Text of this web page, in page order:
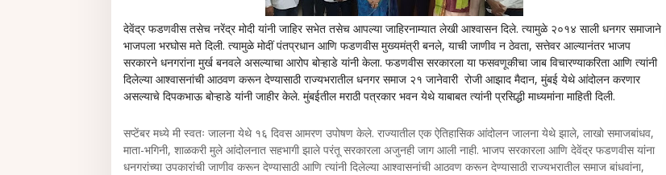
देवेंद्र फडणवीस तसेच नरेंद्र मोदी यांनी जाहिर सभेत तसेच आपल्या जाहिरनाम्यात लेखी आश्वासन दिले. त्यामुळे २०१४ साली धनगर समाजाने
भाजपला भरघोस मते दिली. त्यामुळे मोदीं पंतप्रधान आणि फडणवीस मुख्यमंत्री बनले, याची जाणीव न ठेवता, सत्तेवर आल्यानंतर भाजप
सरकारने धनगरांना मुर्ख बनवले असल्याचा आरोप बोऱ्हाडे यांनी केला. फडणवीस सरकारला या फसवणूकीचा जाब विचारण्याकरिता आणि त्यांनी
दिलेल्या आश्वासनांची आठवण करून देण्यासाठी राज्यभरातील धनगर समाज २१ जानेवारी रोजी आझाद मैदान, मुंबई येथे आंदोलन करणार
असल्याचे दिपकभाऊ बोऱ्हाडे यांनी जाहीर केले. मुंबईतील मराठी पत्रकार भवन येथे याबाबत त्यांनी प्रसिद्धी माध्यमांना माहिती दिली.
सप्टेंबर मध्ये मी स्वतः जालना येथे १६ दिवस आमरण उपोषण केले. राज्यातील एक ऐतिहासिक आंदोलन जालना येथे झाले, लाखो समाजबांधव,
माता-भगिनी, शाळकरी मुले आंदोलनात सहभागी झाले परंतू सरकारला अजुनही जाग आली नाही. भाजप सरकारला आणि देवेंद्र फडणवीस यांना
धनगरांच्या उपकारांची जाणीव करून देण्यासाठी आणि त्यांनी दिलेल्या आश्वासनांची आठवण करून देण्यासाठी राज्यभरातील समाज बांधवांना,